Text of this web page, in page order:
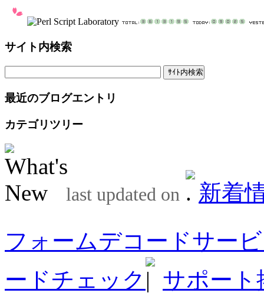
サイト内検索
最近のブログエントリ
カテゴリツリー
last updated on
新着
フォームデコードサー
ードチェック
サポート